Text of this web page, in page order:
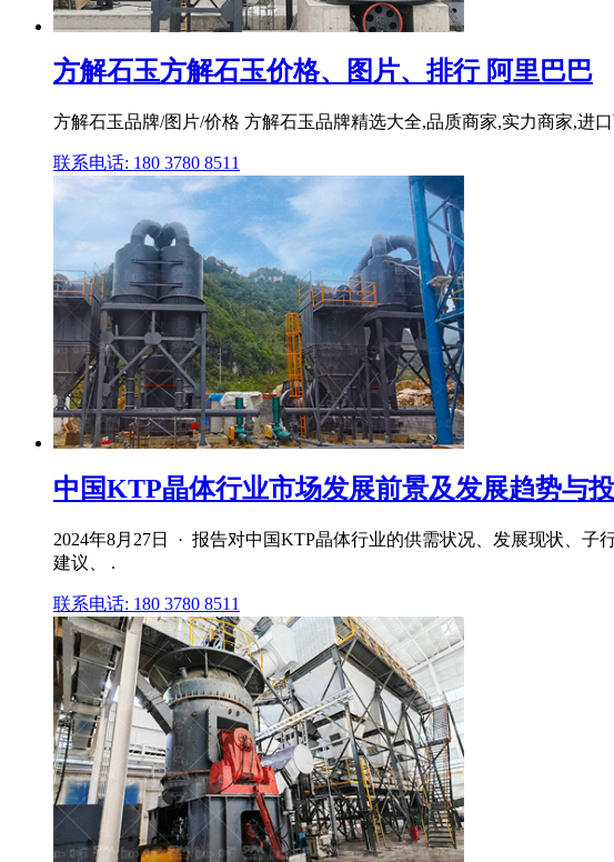
方解石玉方解石玉价格、图片、排行 阿里巴巴
方解石玉品牌/图片/价格 方解石玉品牌精选大全,品质商家,实力商家,进
联系电话: 180 3780 8511
中国KTP晶体行业市场发展前景及发展趋势与
2024年8月27日 · 报告对中国KTP晶体行业的供需状况、发展现状、
建议、 .
联系电话: 180 3780 8511